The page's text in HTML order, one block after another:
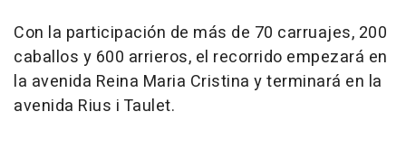
Con la participación de más de 70 carruajes, 200
caballos y 600 arrieros, el recorrido empezará en
la avenida Reina Maria Cristina y terminará en la
avenida Rius i Taulet.